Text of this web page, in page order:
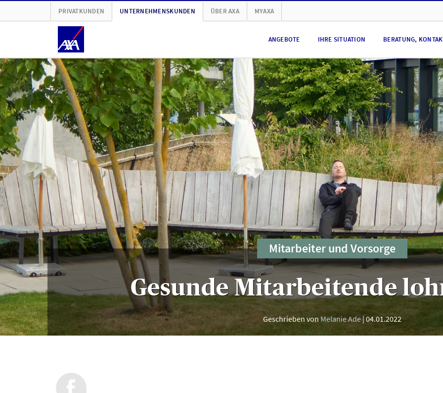
PRIVATKUNDEN UNTERNEHMENSKUNDEN ÜBER AXA MYAXA
ANGEBOTE IHRE SITUATION BERATUNG,
Mitarbeiter und Vorsorge
Gesunde Mitarbeitende
Geschrieben vonMelanie Ade 04.01.2022